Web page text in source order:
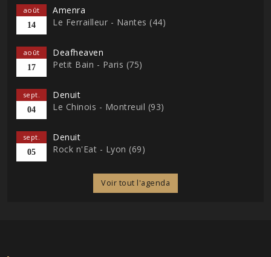
août
14
Amenra
Le Ferrailleur - Nantes (44)
août
17
Deafheaven
Petit Bain - Paris (75)
sept.
04
Denuit
Le Chinois - Montreuil (93)
sept.
05
Denuit
Rock n'Eat - Lyon (69)
Voir tout l'agenda